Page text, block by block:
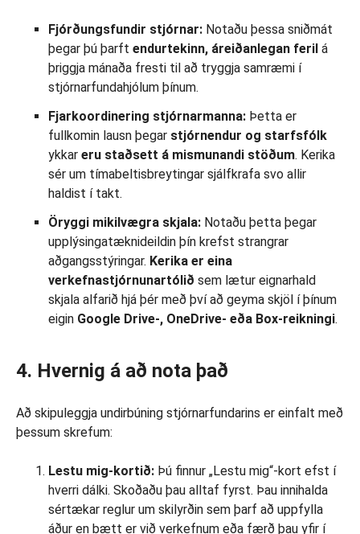
Fjórðungsfundir stjórnar: Notaðu þessa sniðmát
þegar þú þarft endurtekinn, áreiðanlegan feril á
þriggja mánaða fresti til að tryggja samræmi í
stjórnarfundahjólum þínum.
Fjarkoordinering stjórnarmanna: Þetta er
fullkomin lausn þegar stjórnendur og starfsfólk
ykkar eru staðsett á mismunandi stöðum. Kerika
sér um tímabeltisbreytingar sjálfkrafa svo allir
haldist í takt.
Öryggi mikilvægra skjala: Notaðu þetta þegar
upplýsingatæknideildin þín krefst strangrar
aðgangsstýringar. Kerika er eina
verkefnastjórnunartólið sem lætur eignarhald
skjala alfarið hjá þér með því að geyma skjöl í þínum
eigin Google Drive-, OneDrive- eða Box-reikningi.
4. Hvernig á að nota það
Að skipuleggja undirbúning stjórnarfundarins er einfalt með
þessum skrefum:
Lestu mig-kortið: Þú finnur „Lestu mig“-kort efst í
hverri dálki. Skoðaðu þau alltaf fyrst. Þau innihalda
sértækar reglur um skilyrðin sem þarf að uppfylla
áður en bætt er við verkefnum eða færð þau yfir í